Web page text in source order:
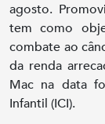
agosto.
tem como
combate ao
da renda
Mac na data
Infantil (ICI).